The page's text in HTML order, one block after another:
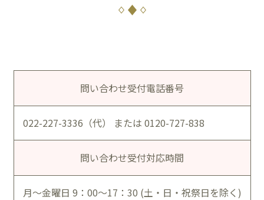
問い合わせ受付電話番号
022-227-3336（代） または 0120-727-838
問い合わせ受付対応時間
月～金曜日 9：00～17：30 (土・日・祝祭日を除く)